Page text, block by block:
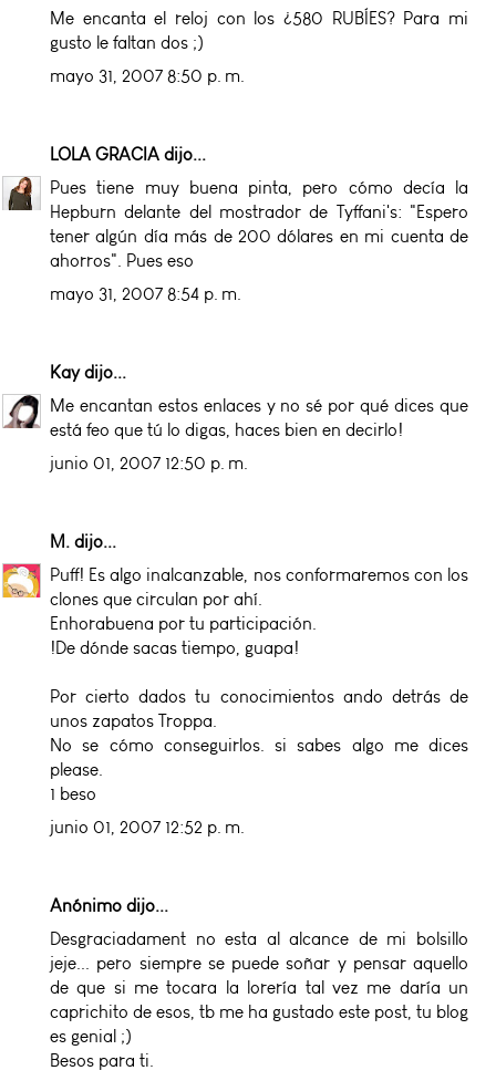
Me encanta el reloj con los ¿580 RUBÍES? Para mi
gusto le faltan dos ;)
mayo 31, 2007 8:50 p. m.
LOLA GRACIA dijo...
Pues tiene muy buena pinta, pero cómo decía la
Hepburn delante del mostrador de Tyffani's: "Espero
tener algún día más de 200 dólares en mi cuenta de
ahorros". Pues eso
mayo 31, 2007 8:54 p. m.
Kaydijo...
Me encantan estos enlaces y no sé por qué dices que
está feo que tú lo digas, haces bien en decirlo!
junio 01, 2007 12:50 p. m.
M. dijo...
Puff! Es algo inalcanzable, nos conformaremos con los
clones que circulan por ahí.
Enhorabuena por tu participación.
!De dónde sacas tiempo, guapa!
Por cierto dados tu conocimientos ando detrás de
unos zapatos Troppa.
No se cómo conseguirlos. si sabes algo me dices
please.
1 beso
junio 01, 2007 12:52 p. m.
Anónimo dijo...
Desgraciadament no esta al alcance de mi bolsillo
jeje... pero siempre se puede soñar y pensar aquello
de que si me tocara la lorería tal vez me daría un
caprichito de esos, tb me ha gustado este post, tu blog
es genial ;)
Besos para ti.